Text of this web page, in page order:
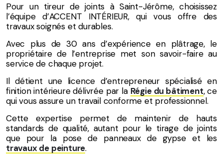
Pour un tireur de joints à Saint-Jérôme, choisissez
l’équipe d’ACCENT INTÉRIEUR, qui vous offre des
travaux soignés et durables.
Avec plus de 30 ans d’expérience en plâtrage, le
propriétaire de l’entreprise met son savoir-faire au
service de chaque projet.
Il détient une licence d’entrepreneur spécialisé en
finition intérieure délivrée par la Régie du bâtiment, ce
qui vous assure un travail conforme et professionnel.
Cette expertise permet de maintenir de hauts
standards de qualité, autant pour le tirage de joints
que pour la pose de panneaux de gypse et les
travaux de peinture.